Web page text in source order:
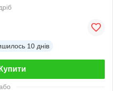
10 днів
Купити